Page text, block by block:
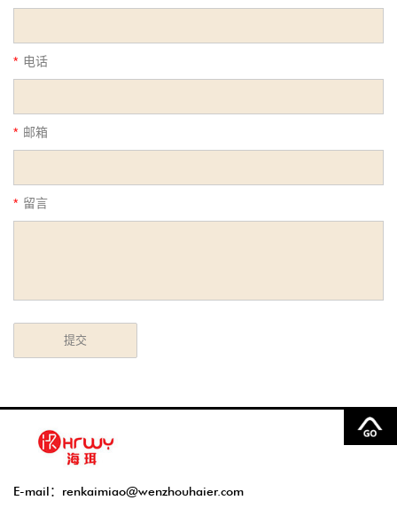
* 电话
* 邮箱
* 留言
E-mail： renkaimiao@wenzhouhaier.com